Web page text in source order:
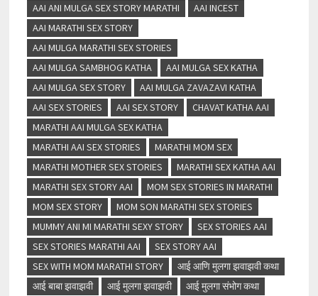
AAI ANI MULGA SEX STORY MARATHI
AAI INCEST
AAI MARATHI SEX STORY
AAI MULGA MARATHI SEX STORIES
AAI MULGA SAMBHOG KATHA
AAI MULGA SEX KATHA
AAI MULGA SEX STORY
AAI MULGA ZAVAZAVI KATHA
AAI SEX STORIES
AAI SEX STORY
CHAVAT KATHA AAI
MARATHI AAI MULGA SEX KATHA
MARATHI AAI SEX STORIES
MARATHI MOM SEX
MARATHI MOTHER SEX STORIES
MARATHI SEX KATHA AAI
MARATHI SEX STORY AAI
MOM SEX STORIES IN MARATHI
MOM SEX STORY
MOM SON MARATHI SEX STORIES
MUMMY ANI MI MARATHI SEXY STORY
SEX STORIES AAI
SEX STORIES MARATHI AAI
SEX STORY AAI
SEX WITH MOM MARATHI STORY
आई आणि मुलगा झवाझवी कथा
आई बाबा झवाझवी
आई मुलगा झवाझवी
आई मुलगा संभोग कथा